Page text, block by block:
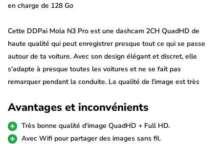
en charge de 128 Go
Cette DDPai Mola N3 Pro est une dashcam 2CH QuadHD de
haute qualité qui peut enregistrer presque tout ce qui se passe
autour de ta voiture. Avec son design élégant et discret, elle
s'adapte à presque toutes les voitures et ne se fait pas
remarquer pendant la conduite. La qualité de l'image est très
le GPS garde toujours une trace de la vitesse.
Vidéos QuadHD + FullHD
Avantages et inconvénients
Très bonne qualité d'image QuadHD + Full HD.
Avec Wifi pour partager des images sans fil.